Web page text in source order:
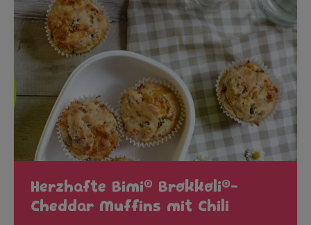
Herzhafte Bimi® Brokkoli®-
Cheddar Muffins mit Chili